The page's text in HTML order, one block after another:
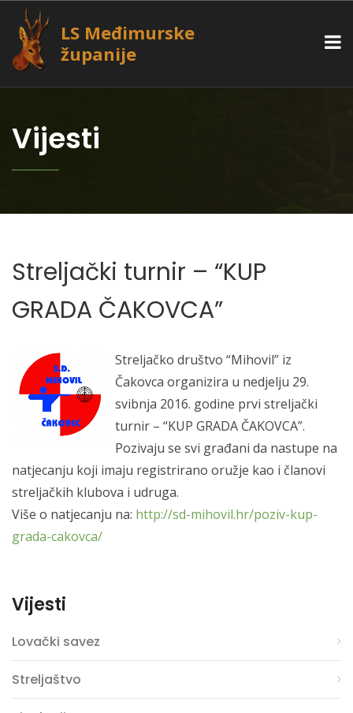
LS Međimurske
županije
Vijesti
Streljački turnir – “KUP
GRADA ČAKOVCA”
Streljačko društvo “Mihovil” iz
Čakovca organizira u nedjelju 29.
svibnja 2016. godine prvi streljački
turnir – “KUP GRADA ČAKOVCA”.
Pozivaju se svi građani da nastupe na
natjecanju koji imaju registrirano oružje kao i članovi
streljačkih klubova i udruga.
Više o natjecanju na: http://sd-mihovil.hr/poziv-kup-
grada-cakovca/
Vijesti
Lovački savez
Streljaštvo